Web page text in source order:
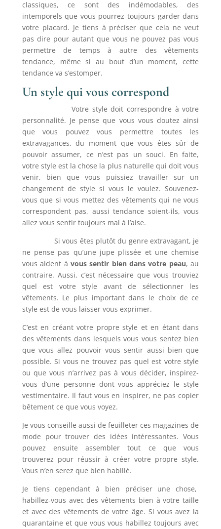
classiques, ce sont des indémodables, des
intemporels que vous pourrez toujours garder dans
votre placard. Je tiens à préciser que cela ne veut
pas dire pour autant que vous ne pouvez pas vous
permettre de temps à autre des vêtements
tendance, même si au bout d’un moment, cette
tendance va s’estomper.
Un style qui vous correspond
Votre style doit correspondre à votre
personnalité. Je pense que vous vous doutez ainsi
que vous pouvez vous permettre toutes les
extravagances, du moment que vous êtes sûr de
pouvoir assumer, ce n’est pas un souci. En faite,
votre style est la chose la plus naturelle qui doit vous
venir, bien que vous puissiez travailler sur un
changement de style si vous le voulez. Souvenez-
vous que si vous mettez des vêtements qui ne vous
correspondent pas, aussi tendance soient-ils, vous
allez vous sentir toujours mal à l’aise.
Si vous êtes plutôt du genre extravagant, je
ne pense pas qu’une jupe plissée et une chemise
vous aident à vous sentir bien dans votre peau, au
contraire. Aussi, c’est nécessaire que vous trouviez
quel est votre style avant de sélectionner les
vêtements. Le plus important dans le choix de ce
style est de vous laisser vous exprimer.
C’est en créant votre propre style et en étant dans
des vêtements dans lesquels vous vous sentez bien
que vous allez pouvoir vous sentir aussi bien que
possible. Si vous ne trouvez pas quel est votre style
ou que vous n’arrivez pas à vous décider, inspirez-
vous d’une personne dont vous appréciez le style
vestimentaire. Il faut vous en inspirer, ne pas copier
bêtement ce que vous voyez.
Je vous conseille aussi de feuilleter ces magazines de
mode pour trouver des idées intéressantes. Vous
pouvez ensuite assembler tout ce que vous
trouverez pour réussir à créer votre propre style.
Vous n’en serez que bien habillé.
Je tiens cependant à bien préciser une chose,
habillez-vous avec des vêtements bien à votre taille
et avec des vêtements de votre âge. Si vous avez la
quarantaine et que vous vous habillez toujours avec